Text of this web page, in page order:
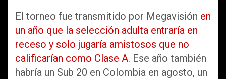
El torneo fue transmitido por Megavisión en
un año que la selección adulta entraría en
receso y solo jugaría amistosos que no
calificarían como Clase A. Ese año también
habría un Sub 20 en Colombia en agosto, un